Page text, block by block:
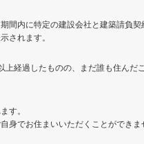
間内に特定の建設会社と建築請負契
されます。
上経過したものの、まだ誰も住んだ
す。
身でお住まいいただくことができま